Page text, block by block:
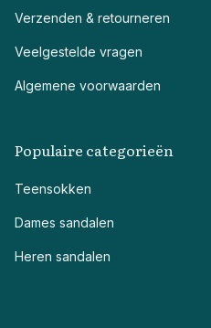
Verzenden & retourneren
Veelgestelde vragen
Algemene voorwaarden
Populaire categorieën
Teensokken
Dames sandalen
Heren sandalen